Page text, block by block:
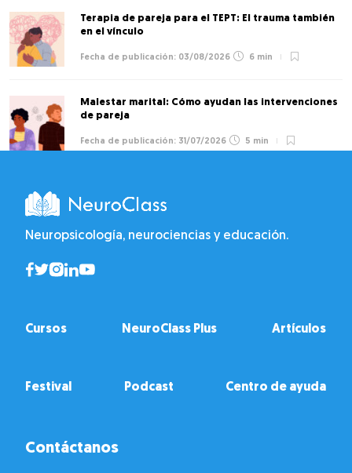
Terapia de pareja para el TEPT: El trauma también
en el vínculo
03/08/2026 6 min
Malestar marital: Cómo ayudan las intervenciones
de pareja
31/07/2026 5 min
Neuropsicología, neurociencias y educación.
Cursos NeuroClass Plus Artículos
Festival Podcast Centro de ayuda
Contáctanos